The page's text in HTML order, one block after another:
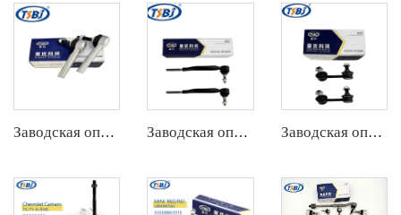
Заводская оптовая продажа полного комплекта деталей шасси автомобиля, таких как конец рулевой тяги для Tesla MODEL 3 ОЕ:104483100F-A Заводская оптовая продажа горячего спроса полный комплект деталей шасси автомобиля, таких как наконечник рулевой тяги для Cadillac SLS OE:19177445 Заводская оптовая распродажа полного комплекта деталей шасси автомобиля, таких как задняя стабилизаторная связь для Cadillac SLS OE:15895319